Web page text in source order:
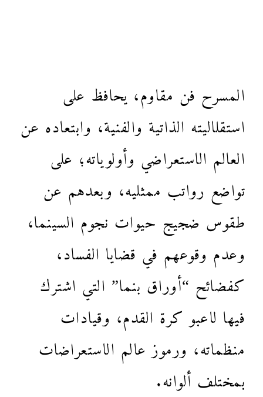
المسرح فن مقاوم، يحافظ على
استقلاليته الذاتية والفنية، وابتعاده عن
العالم الاستعراضي وأولوياته؛ على
تواضع رواتب ممثليه، وبعدهم عن
طقوس ضجيج حيوات نجوم السينما،
وعدم وقوعهم في قضايا الفساد،
كفضائح “أوراق بنما” التي اشترك
فيها لاعبو كرة القدم، وقيادات
منظماته، ورموز عالم الاستعراضات
بمختلف ألوانه.